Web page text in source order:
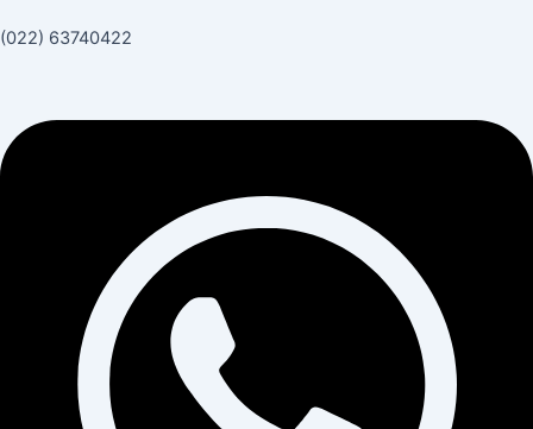
(022) 63740422